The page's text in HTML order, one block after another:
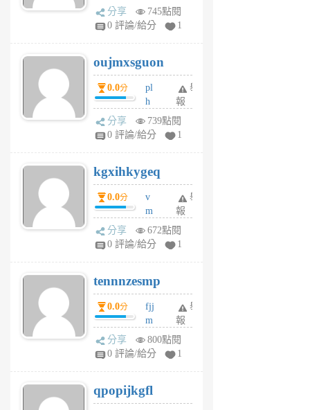
A
V
個
月
前
ld
gy
個
月
前
分享
745點閱
0 評論/給分
1
oujmxsguon
0.0分
pl
h
wi
w
6
個
月
前
舉
報
分享
739點閱
0 評論/給分
1
kgxihkygeq
0.0分
v
m
sg
sr
6
個
月
前
舉
報
分享
672點閱
0 評論/給分
1
tennnzesmp
0.0分
fjj
m
w
rs
6
個
舉
報
分享
800點閱
0 評論/給分
1
qpopijkgfl